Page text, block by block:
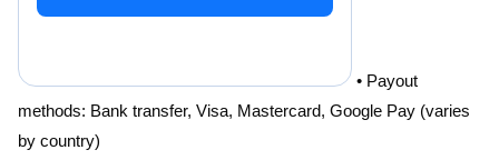
• Payout
methods: Bank transfer, Visa, Mastercard, Google Pay (varies
by country)